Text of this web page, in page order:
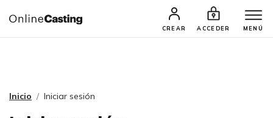
CREAR ACCEDER MENÚ
CASTINGS Y AUDICIONES TALENTOS
Inicio Iniciar sesión